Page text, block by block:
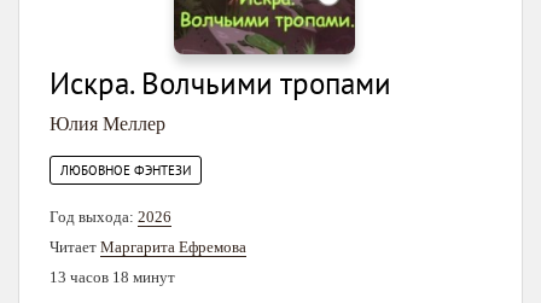
Искра. Волчьими тропами
Юлия Меллер
ЛЮБОВНОЕ ФЭНТЕЗИ
Год выхода: 2026
Читает Маргарита Ефремова
13 часов 18 минут